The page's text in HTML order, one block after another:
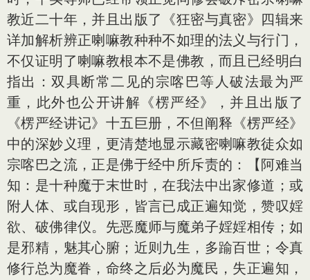
教近二十年，并且出版了《狂密与真密》四辑来
详加解析辨正喇嘛教种种不如理的法义与行门，
不仅证明了喇嘛教根本不是佛教，而且已经明白
指出：双具断常二见的宗喀巴等人破法最为严
重，此外也公开讲解《楞严经》，并且出版了
《楞严经讲记》十五巨册，不但阐释《楞严经》
中的深妙义理，更清楚地显示藏密喇嘛教徒众如
宗喀巴之流，正是佛于经中所斥责的：【阿难当
知：是十种魔于末世时，在我法中出家修道；或
附人体、或自现形，皆言已成正遍知觉，赞叹婬
欲、破佛律仪。先恶魔师与魔弟子婬婬相传；如
是邪精，魅其心腑；近则九生，多踰百世；令真
修行总为魔眷，命终之后必为魔民，失正遍知，